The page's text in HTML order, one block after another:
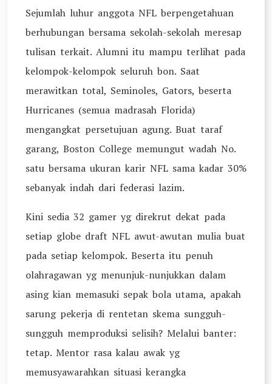
Sejumlah luhur anggota NFL berpengetahuan
berhubungan bersama sekolah-sekolah meresap
tulisan terkait. Alumni itu mampu terlihat pada
kelompok-kelompok seluruh bon. Saat
merawitkan total, Seminoles, Gators, beserta
Hurricanes (semua madrasah Florida)
mengangkat persetujuan agung. Buat taraf
garang, Boston College memungut wadah No.
satu bersama ukuran karir NFL sama kadar 30%
sebanyak indah dari federasi lazim.
Kini sedia 32 gamer yg direkrut dekat pada
setiap globe draft NFL awut-awutan mulia buat
pada setiap kelompok. Beserta itu penuh
olahragawan yg menunjuk-nunjukkan dalam
asing kian memasuki sepak bola utama, apakah
sarung pekerja di rentetan skema sungguh-
sungguh memproduksi selisih? Melalui banter:
tetap. Mentor rasa kalau awak yg
memusyawarahkan situasi kerangka